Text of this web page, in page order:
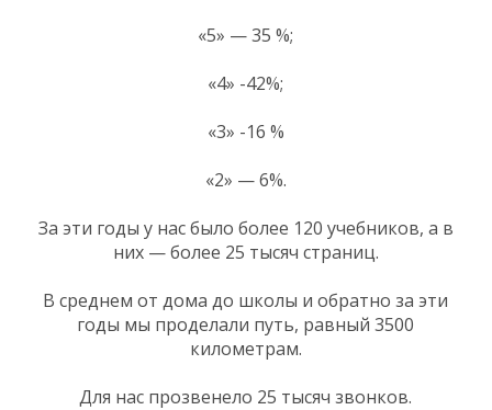
«5» — 35 %;
«4» -42%;
«3» -16 %
«2» — 6%.
За эти годы у нас было более 120 учебников, а в
них — более 25 тысяч страниц.
В среднем от дома до школы и обратно за эти
годы мы проделали путь, равный 3500
километрам.
Для нас прозвенело 25 тысяч звонков.